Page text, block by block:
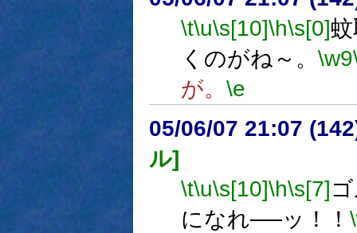
\t\u\s[10]\h\s[0]
くのがね～。 \w9
が。 \e
05/06/07 21:07
ル]
\t\u\s[10]\h\s[7]
になれ──ッ！！